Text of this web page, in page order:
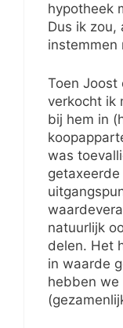
hypotheek
Dus ik zou,
instemmen
Toen Joost
verkocht ik
bij hem in
was
natuurlijk
delen. Het
in waarde
hebben we